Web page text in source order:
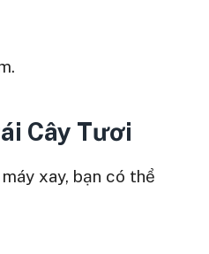
Cây Tươi
xay, bạn có thể